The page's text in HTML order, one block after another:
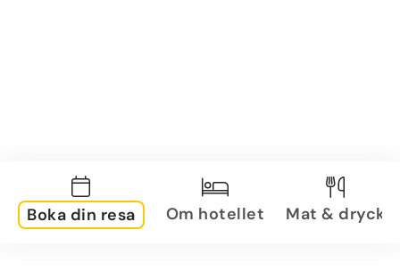
Boka din resa Om hotellet Mat & dryck